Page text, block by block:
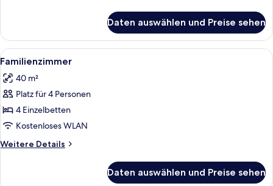
Suite
(Executive)
Daten auswählen und Preise sehen
Alle
Fotos
für
Familienzimmer
anzeigen
Ein modernes Hotelzimmer mit
5
Familienzimmer
40 m²
Platz für 4 Personen
4 Einzelbetten
Kostenloses WLAN
Weitere Details
Weitere
Daten auswählen und Preise sehen